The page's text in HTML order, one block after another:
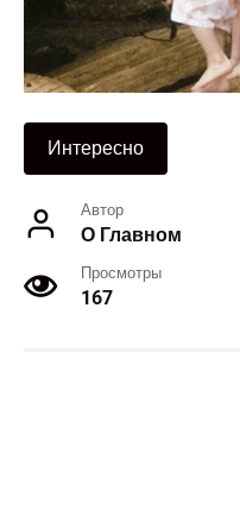
Интересно
Автор
О Главном
Просмотры
167